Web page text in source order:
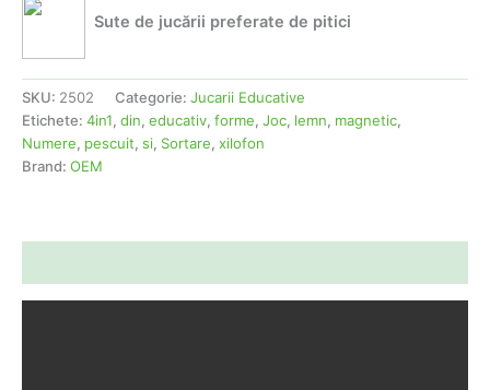
Sute de jucării preferate de pitici
SKU: 2502 Categorie: Jucarii Educative
Etichete: 4in1, din, educativ, forme, Joc, lemn, magnetic,
Numere, pescuit, si, Sortare, xilofon
Brand: OEM